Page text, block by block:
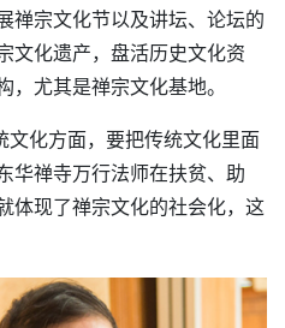
禅宗文化节以及讲坛、论坛的
文化遗产，盘活历史文化资
，尤其是禅宗文化基地。
化方面，要把传统文化里面
华禅寺万行法师在扶贫、助
体现了禅宗文化的社会化，这